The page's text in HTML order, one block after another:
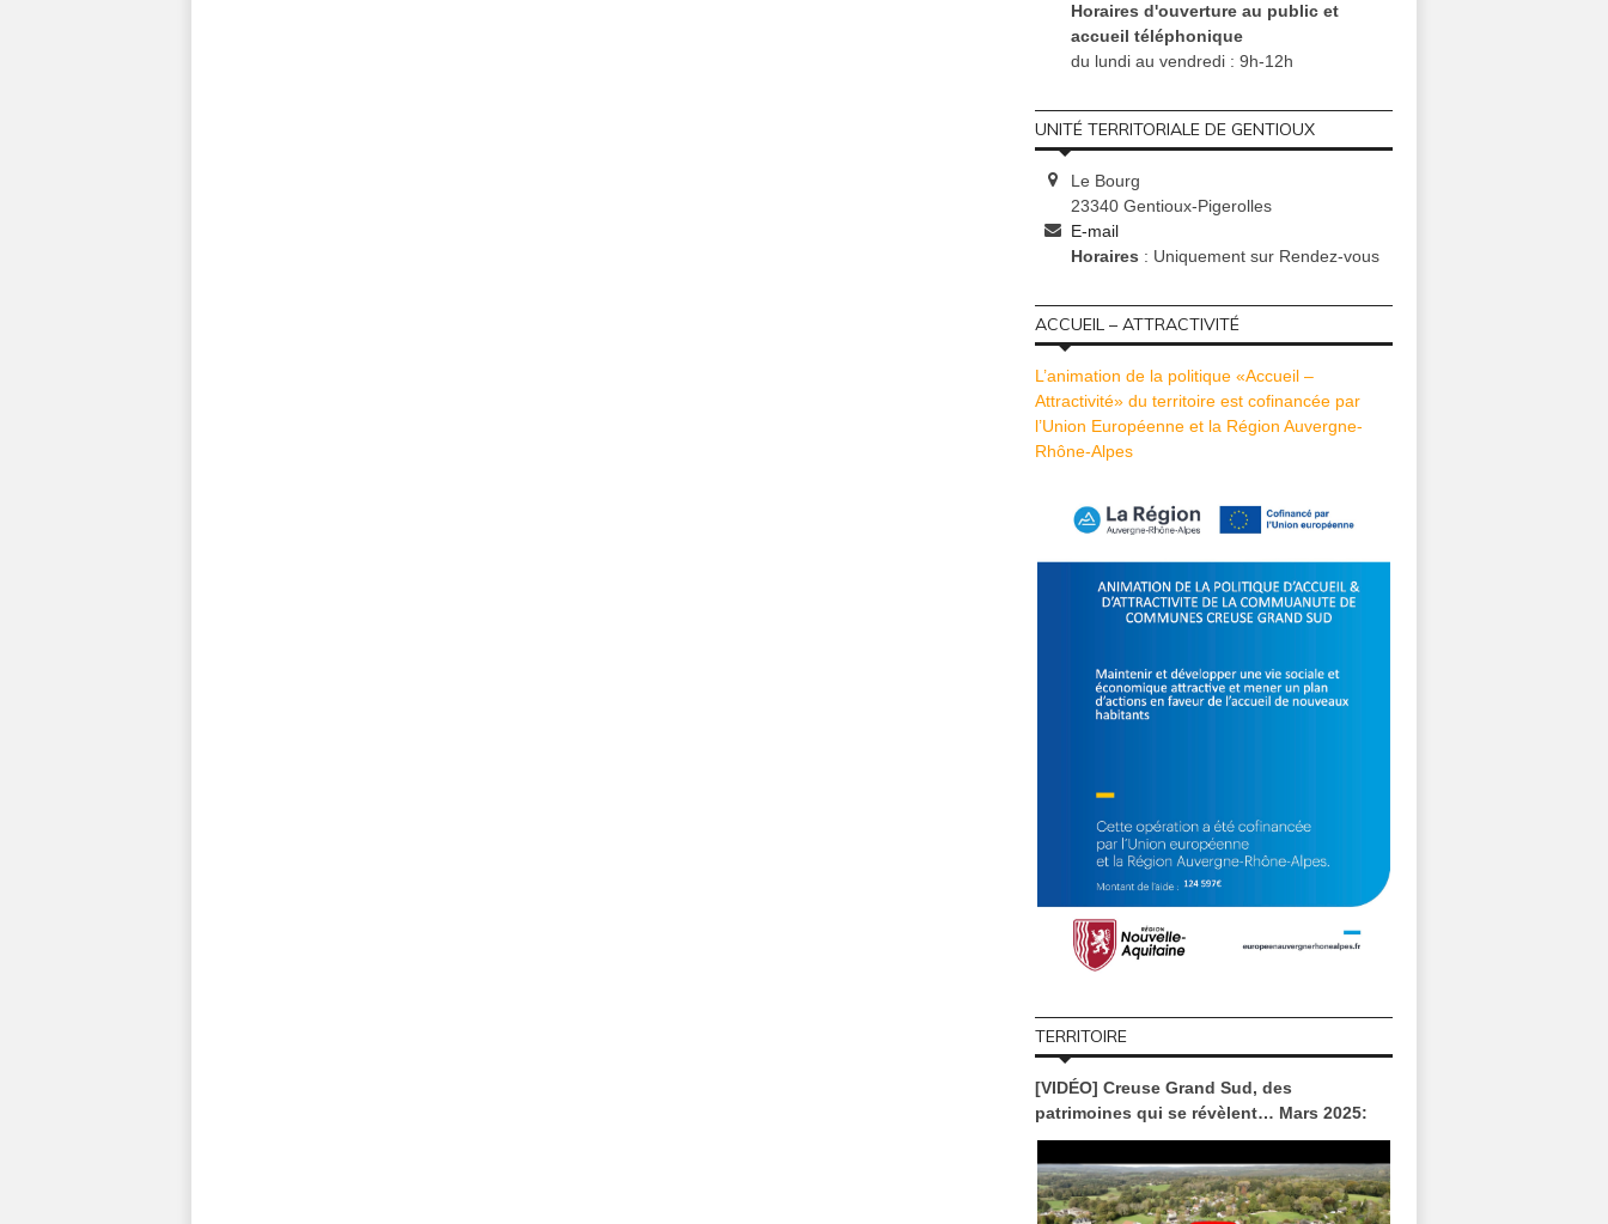
Horaires d'ouverture au public et
accueil téléphonique
du lundi au vendredi : 9h-12h
UNITÉ TERRITORIALE DE GENTIOUX
Le Bourg
23340 Gentioux-Pigerolles
E-mail
Horaires : Uniquement sur Rendez-vous
ACCUEIL – ATTRACTIVITÉ
L’animation de la politique «Accueil –
Attractivité» du territoire est cofinancée par
l’Union Européenne et la Région Auvergne-
Rhône-Alpes
TERRITOIRE
[VIDÉO] Creuse Grand Sud, des
patrimoines qui se révèlent… Mars 2025: